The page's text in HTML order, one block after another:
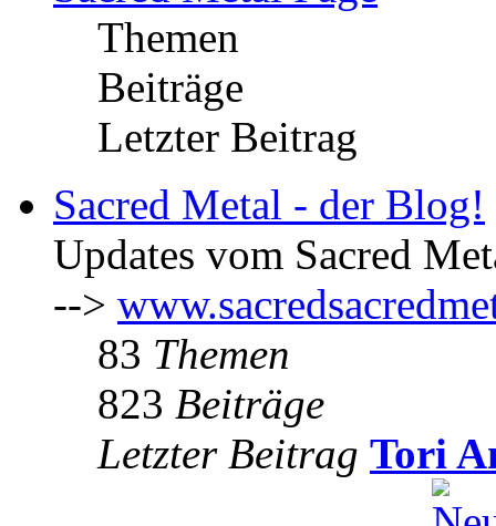
Themen
Beiträge
Letzter Beitrag
Sacred Metal - der Blog!
Updates vom Sacred
-->
83 Themen
823 Beiträge
Letzter Beitrag Tori